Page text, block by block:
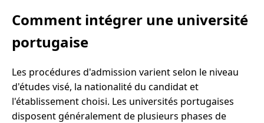
Comment intégrer une université
portugaise
Les procédures d'admission varient selon le niveau
d'études visé, la nationalité du candidat et
l'établissement choisi. Les universités portugaises
disposent généralement de plusieurs phases de